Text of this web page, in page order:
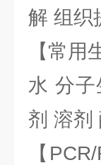
解 组织
【常
水 分
剂 溶剂
【